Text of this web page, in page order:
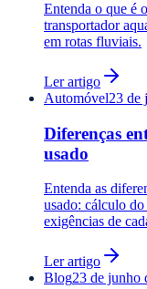
Entenda o que é
transportador
em rotas fluviais.
Ler artigo
Automóvel23 de
Diferenças
usado
Entenda as
usado: cálculo
exigências de
Ler artigo
Blog23 de junho